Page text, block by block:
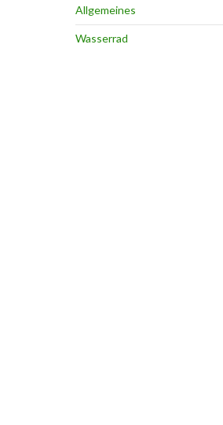
Allgemeines
Wasserrad